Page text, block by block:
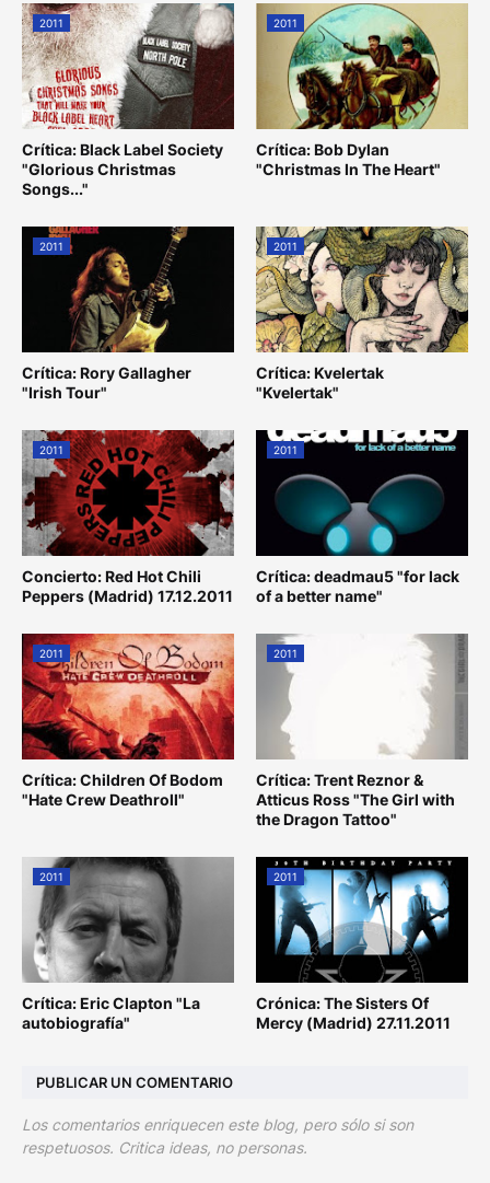
2011
Crítica: Black Label Society
"Glorious Christmas
Songs..."
2011
Crítica: Bob Dylan
"Christmas In The Heart"
2011
Crítica: Rory Gallagher
"Irish Tour"
2011
Crítica: Kvelertak
"Kvelertak"
2011
Concierto: Red Hot Chili
Peppers (Madrid) 17.12.2011
2011
Crítica: deadmau5 "for lack
of a better name"
2011
Crítica: Children Of Bodom
"Hate Crew Deathroll"
2011
Crítica: Trent Reznor &
Atticus Ross "The Girl with
the Dragon Tattoo"
2011
Crítica: Eric Clapton "La
autobiografía"
2011
Crónica: The Sisters Of
Mercy (Madrid) 27.11.2011
PUBLICAR UN COMENTARIO
Los comentarios enriquecen este blog, pero sólo si son
respetuosos. Critica ideas, no personas.